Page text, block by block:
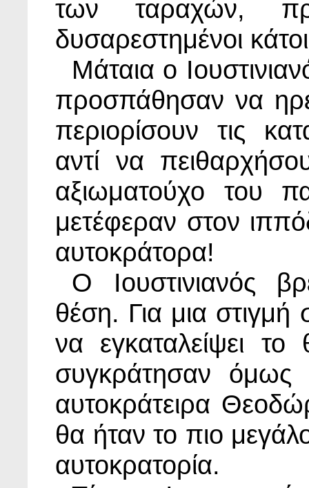
των ταραχών,
δυσαρεστημένοι
Μάταια ο
προσπάθησαν να
περιορίσουν τις
αντί να
αξιωματούχο του
μετέφεραν στον
αυτοκράτορα!
Ο Ιουστινιανός
θέση. Για μια στιγμή
να εγκαταλείψει
συγκράτησαν όμως
αυτοκράτειρα
θα ήταν το πιο
αυτοκρατορία.